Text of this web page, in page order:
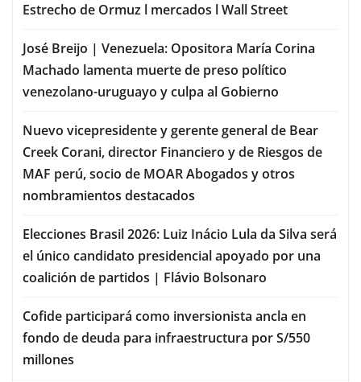
Estrecho de Ormuz l mercados l Wall Street
José Breijo | Venezuela: Opositora María Corina
Machado lamenta muerte de preso político
venezolano-uruguayo y culpa al Gobierno
Nuevo vicepresidente y gerente general de Bear
Creek Corani, director Financiero y de Riesgos de
MAF perú, socio de MOAR Abogados y otros
nombramientos destacados
Elecciones Brasil 2026: Luiz Inácio Lula da Silva será
el único candidato presidencial apoyado por una
coalición de partidos | Flávio Bolsonaro
Cofide participará como inversionista ancla en
fondo de deuda para infraestructura por S/550
millones